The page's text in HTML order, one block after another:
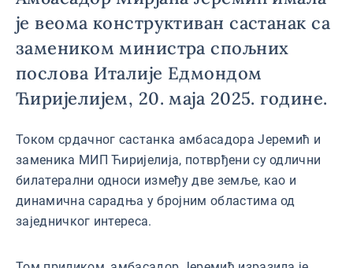
је веома конструктиван састанак са
замеником министра спољних
послова Италије Едмондом
Ћиријелијем, 20. маја 2025. године.
Током срдачног састанка амбасадора Јеремић и
заменика МИП Ћиријелија, потврђени су одлични
билатерални односи између две земље, као и
динамична сарадња у бројним областима од
заједничког интереса.